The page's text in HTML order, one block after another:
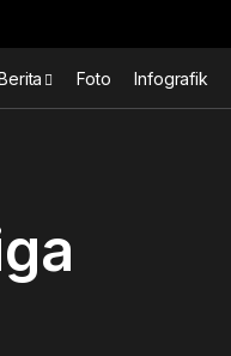
Foto Infografik